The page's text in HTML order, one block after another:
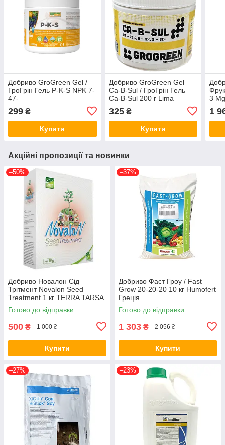
Добриво GroGreen Gel /
ГроГрін Гель P-K-S NPK 7-
47-
44+3.2CaO+13.7SO3+TE
200 г Lima Бельгія
299 ₴
Купити
Добриво GroGreen Gel
Ca-B-Sul / ГроГрін Гель
Ca-B-Sul 200 г Lima
325₴
Купити
3
1
Акційні пропозиції та новинки
–50%
Добриво Новалон Сід
Трітмент Novalon Seed
Treatment 1 кг TERRA TARSA
Туреччина
Готово до відправки
500 ₴ 1 000 ₴
Купити
–37%
Добриво Фаст Гроу / Fast
Grow 20-20-20 10 кг Humofert
Греція
Готово до відправки
1 303 ₴ 2 056 ₴
Купити
–27% –23%